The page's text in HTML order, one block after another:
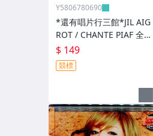
Y5806780690
*還有唱片行三館*JIL AIG
ROT / CHANTE PIAF 全新
ZZ12526(競標)
$ 149
競標